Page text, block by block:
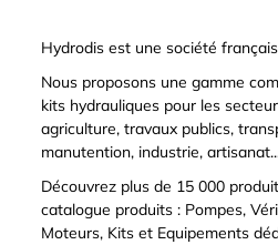
Hydrodis est une société
Nous proposons une gamme
kits hydrauliques pour les
agriculture, travaux publics,
manutention, industrie,
Découvrez plus de 15 000
catalogue produits : Pompes,
Moteurs, Kits et Equipements